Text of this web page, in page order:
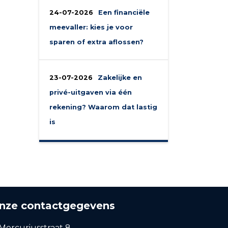
24-07-2026
Een financiële
meevaller: kies je voor
sparen of extra aflossen?
23-07-2026
Zakelijke en
privé-uitgaven via één
rekening? Waarom dat lastig
is
contactgegevens